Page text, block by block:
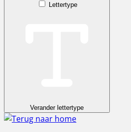
Lettertype
Verander lettertype